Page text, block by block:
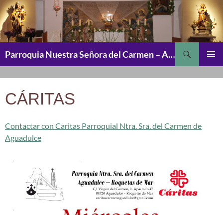
Saltar
al
contenido
Parroquia Nuestra Señora del Carmen – Aguadulce
CÁRITAS
Contactar con Caritas Parroquial Ntra. Sra. del Carmen de
Aguadulce